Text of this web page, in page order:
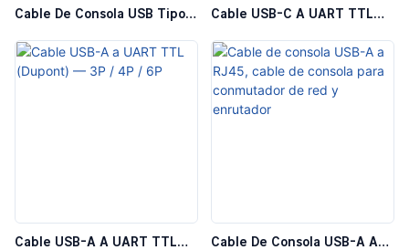
Cable De Consola USB Tipo-
Conmutador Y Enrutador
Cable USB-C A UART TTL
Cable USB-A A UART TTL
Cable De Consola USB-A A